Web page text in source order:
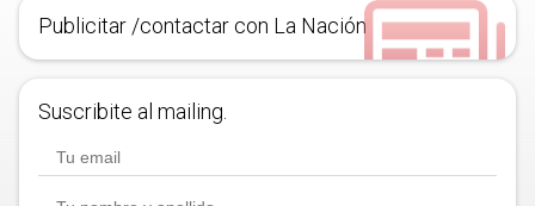
Publicitar /contactar con La Nación
Suscribite al mailing.